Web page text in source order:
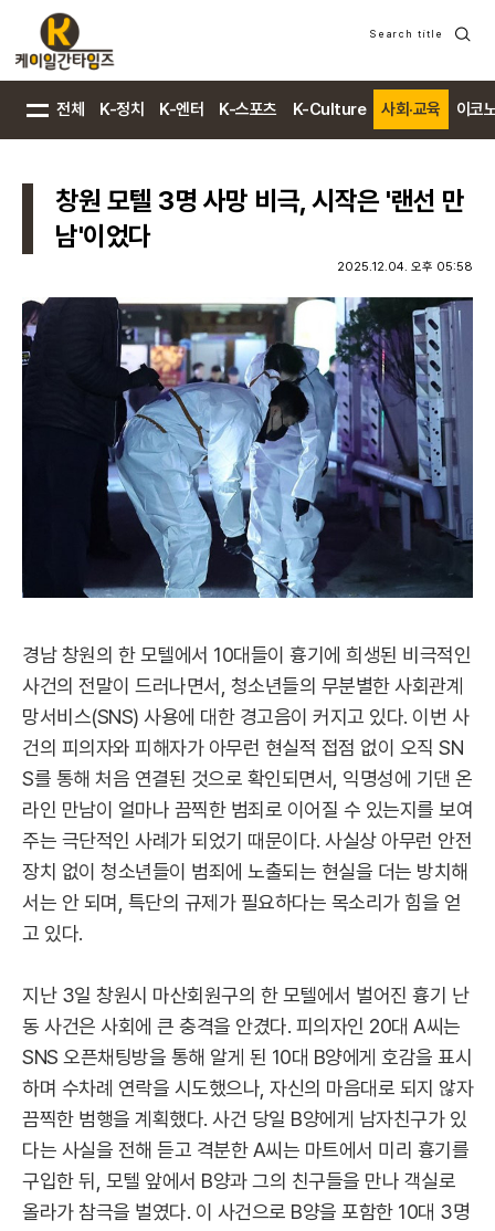
Search title
검
전체 K-정치 K-엔터 K-스포츠 K-Culture 사회·교육 이코
창원 모텔 3명 사망 비극, 시작은 '랜선 만
남'이었다
2025.12.04. 오후 05:58
경남 창원의 한 모텔에서 10대들이 흉기에 희생된 비극적인
사건의 전말이 드러나면서, 청소년들의 무분별한 사회관계
망서비스(SNS) 사용에 대한 경고음이 커지고 있다. 이번 사
건의 피의자와 피해자가 아무런 현실적 접점 없이 오직 SN
S를 통해 처음 연결된 것으로 확인되면서, 익명성에 기댄 온
라인 만남이 얼마나 끔찍한 범죄로 이어질 수 있는지를 보여
주는 극단적인 사례가 되었기 때문이다. 사실상 아무런 안전
장치 없이 청소년들이 범죄에 노출되는 현실을 더는 방치해
서는 안 되며, 특단의 규제가 필요하다는 목소리가 힘을 얻
고 있다.
지난 3일 창원시 마산회원구의 한 모텔에서 벌어진 흉기 난
동 사건은 사회에 큰 충격을 안겼다. 피의자인 20대 A씨는
SNS 오픈채팅방을 통해 알게 된 10대 B양에게 호감을 표시
하며 수차례 연락을 시도했으나, 자신의 마음대로 되지 않자
끔찍한 범행을 계획했다. 사건 당일 B양에게 남자친구가 있
다는 사실을 전해 듣고 격분한 A씨는 마트에서 미리 흉기를
구입한 뒤, 모텔 앞에서 B양과 그의 친구들을 만나 객실로
올라가 참극을 벌였다. 이 사건으로 B양을 포함한 10대 3명